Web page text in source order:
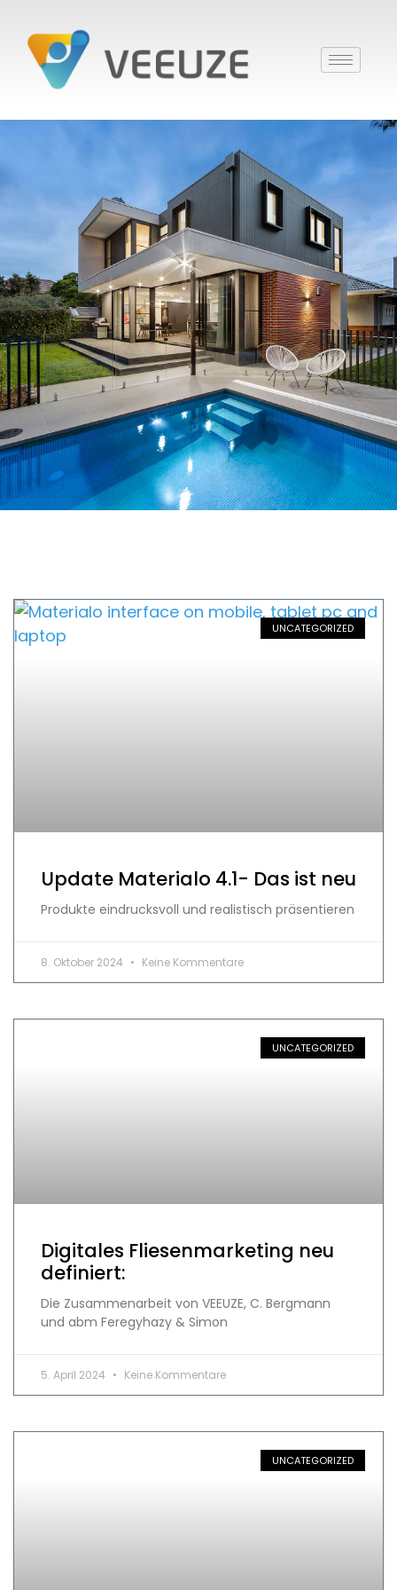
UNCATEGORIZED
Update Materialo 4.1- Das ist neu
Produkte eindrucksvoll und realistisch präsentieren
8. Oktober 2024 Keine Kommentare
UNCATEGORIZED
Digitales Fliesenmarketing neu
definiert:
Die Zusammenarbeit von VEEUZE, C. Bergmann
und abm Feregyhazy & Simon
5. April 2024 Keine Kommentare
UNCATEGORIZED